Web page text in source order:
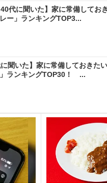
40代に聞いた】家に常備してお
ー」ランキングTOP3...
に聞いた】家に常備しておきた
ランキングTOP30！ ...